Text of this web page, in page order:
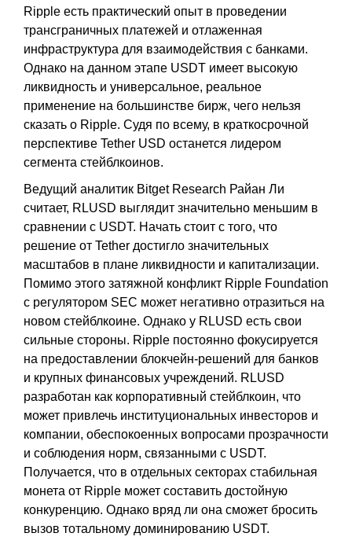
Ripple есть практический опыт в проведении
трансграничных платежей и отлаженная
инфраструктура для взаимодействия с банками.
Однако на данном этапе USDT имеет высокую
ликвидность и универсальное, реальное
применение на большинстве бирж, чего нельзя
сказать о Ripple. Судя по всему, в краткосрочной
перспективе Tether USD останется лидером
сегмента стейблкоинов.
Ведущий аналитик Bitget Research Райан Ли
считает, RLUSD выглядит значительно меньшим в
сравнении с USDT. Начать стоит с того, что
решение от Tether достигло значительных
масштабов в плане ликвидности и капитализации.
Помимо этого затяжной конфликт Ripple Foundation
с регулятором SEC может негативно отразиться на
новом стейблкоине. Однако у RLUSD есть свои
сильные стороны. Ripple постоянно фокусируется
на предоставлении блокчейн-решений для банков
и крупных финансовых учреждений. RLUSD
разработан как корпоративный стейблкоин, что
может привлечь институциональных инвесторов и
компании, обеспокоенных вопросами прозрачности
и соблюдения норм, связанными с USDT.
Получается, что в отдельных секторах стабильная
монета от Ripple может составить достойную
конкуренцию. Однако вряд ли она сможет бросить
вызов тотальному доминированию USDT.